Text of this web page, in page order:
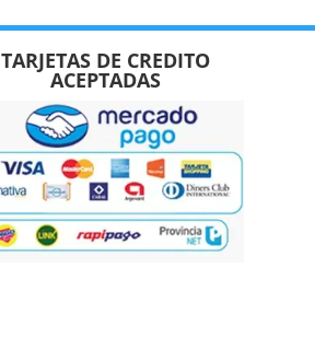
TARJETAS DE CREDITO
ACEPTADAS